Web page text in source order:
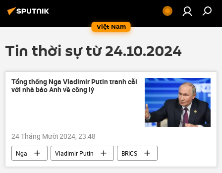
Việt Nam
Tin thời sự từ 24.10.2024
Tổng thống Nga Vladimir Putin tranh cãi
với nhà báo Anh về công lý
24 Tháng Mười 2024, 23:48
Nga Vladimir Putin
BRICS
Hội nghị thượng đỉnh BRICS tại Kazan 2024